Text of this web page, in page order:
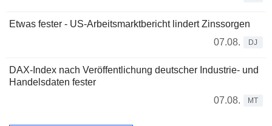
Etwas fester - US-Arbeitsmarktbericht lindert Zinssorgen
07.08.
DJ
DAX-Index nach Veröffentlichung deutscher Industrie- und
Handelsdaten fester
07.08.
MT